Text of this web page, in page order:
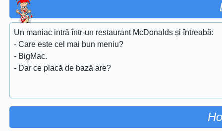
Un maniac intră într-un restaurant McDonalds și întreabă:
- Care este cel mai bun meniu?
- BigMac.
- Dar ce placă de bază are?